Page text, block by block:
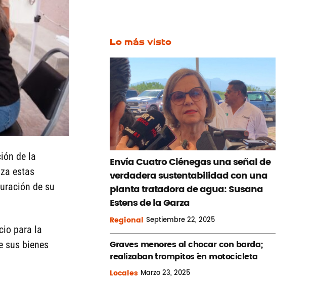
de la
estas
de su
para la
sus bienes
Lo más visto
Envía Cuatro Ciénegas una señal de
verdadera sustentabilidad con una
planta tratadora de agua: Susana
Estens de la Garza
Regional Septiembre22, 2025
Graves menores al chocar con barda;
realizaban ´trompitos ´en motocicleta
Locales Marzo23, 2025